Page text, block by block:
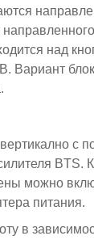
над
Вариант
с
можно
питания.
в